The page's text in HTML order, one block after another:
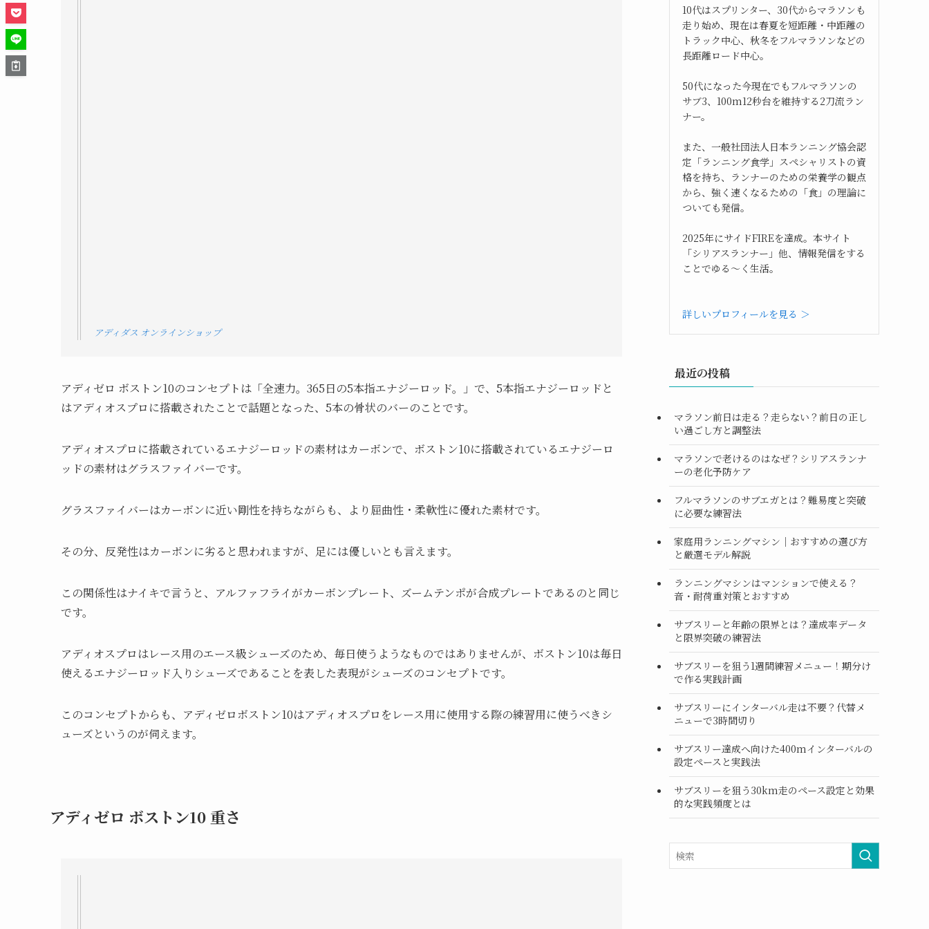
アディダス オンラインショップ
アディゼロ ボストン10のコンセプトは「全速力。365日の5本指エナジーロッド。」で、5本指エナジーロッドと
はアディオスプロに搭載されたことで話題となった、5本の骨状のバーのことです。
アディオスプロに搭載されているエナジーロッドの素材はカーボンで、ボストン10に搭載されているエナジーロ
ッドの素材はグラスファイバーです。
グラスファイバーはカーボンに近い剛性を持ちながらも、より屈曲性・柔軟性に優れた素材です。
その分、反発性はカーボンに劣ると思われますが、足には優しいとも言えます。
この関係性はナイキで言うと、アルファフライがカーボンプレート、ズームテンポが合成プレートであるのと同じ
です。
アディオスプロはレース用のエース級シューズのため、毎日使うようなものではありませんが、ボストン10は毎日
使えるエナジーロッド入りシューズであることを表した表現がシューズのコンセプトです。
このコンセプトからも、アディゼロボストン10はアディオスプロをレース用に使用する際の練習用に使うべきシ
ューズというのが伺えます。
アディゼロ ボストン10 重さ
10代はスプリンター、30代からマラソンも
走り始め、現在は春夏を短距離・中距離の
トラック中心、秋冬をフルマラソンなどの
長距離ロード中心。
50代になった今現在でもフルマラソンの
サブ3、100m12秒台を維持する2刀流ラン
ナー。
また、一般社団法人日本ランニング協会認
定「ランニング食学」スペシャリストの資
格を持ち、ランナーのための栄養学の観点
から、強く速くなるための「食」の理論に
ついても発信。
2025年にサイドFIREを達成。本サイト
「シリアスランナー」他、情報発信をする
ことでゆる～く生活。
詳しいプロフィールを見る ＞
最近の投稿
マラソン前日は走る？走らない？前日の正し
い過ごし方と調整法
マラソンで老けるのはなぜ？シリアスランナ
ーの老化予防ケア
フルマラソンのサブエガとは？難易度と突破
に必要な練習法
家庭用ランニングマシン｜おすすめの選び方
と厳選モデル解説
ランニングマシンはマンションで使える？
音・耐荷重対策とおすすめ
サブスリーと年齢の限界とは？達成率データ
と限界突破の練習法
サブスリーを狙う1週間練習メニュー！期分け
で作る実践計画
サブスリーにインターバル走は不要？代替メ
ニューで3時間切り
サブスリー達成へ向けた400mインターバルの
設定ペースと実践法
サブスリーを狙う30km走のペース設定と効果
的な実践頻度とは